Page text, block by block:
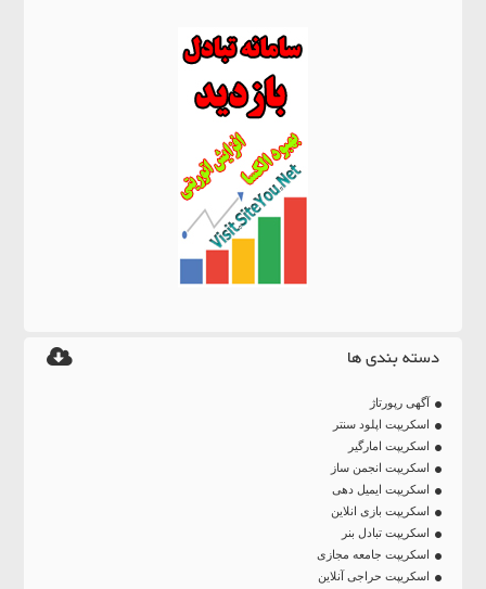
دسته بندی ها
آگهی رپورتاژ
اسکریپت اپلود سنتر
اسکریپت امارگیر
اسکریپت انجمن ساز
اسکریپت ایمیل دهی
اسکریپت بازی انلاین
اسکریپت تبادل بنر
اسکریپت جامعه مجازی
اسکریپت حراجی آنلاین